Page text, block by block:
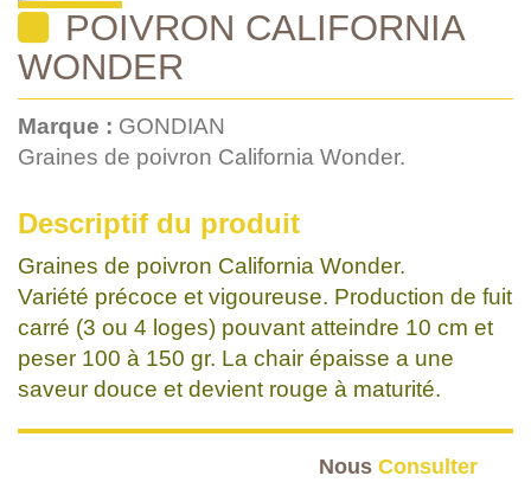
POIVRON CALIFORNIA
WONDER
Marque : GONDIAN
Graines de poivron California Wonder.
Descriptif du produit
Graines de poivron California Wonder.
Variété précoce et vigoureuse. Production de fuit
carré (3 ou 4 loges) pouvant atteindre 10 cm et
peser 100 à 150 gr. La chair épaisse a une
saveur douce et devient rouge à maturité.
Nous Consulter